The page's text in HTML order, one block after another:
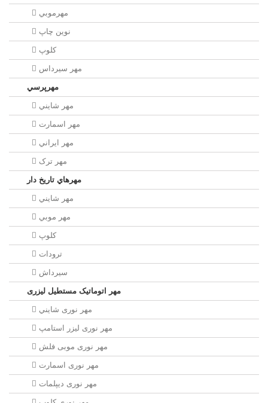
مهرموبي
نوين چاپ
کلوپ
مهر سيرداس
مهرپرسي
مهر شايني
مهر اسمارت
مهر ايراني
مهر ترک
مهرهاي تاريخ دار
مهر شايني
مهر موبي
کلوپ
ترودات
سیرداش
مهر اتوماتیک مستطیل لیزری
مهر نوری شايني
مهر نوری لیزر استامپ
مهر نوری موبی فلش
مهر نوری اسمارت
مهر نوری ديپلمات